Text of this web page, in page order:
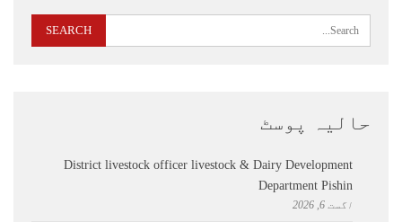
حالیہ پوسٹ
District livestock officer livestock & Dairy Development
Department Pishin
اگست 6, 2026